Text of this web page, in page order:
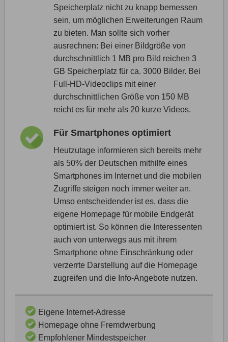
Speicherplatz nicht zu knapp bemessen
sein, um möglichen Erweiterungen Raum
zu bieten. Man sollte sich vorher
ausrechnen: Bei einer Bildgröße von
durchschnittlich 1 MB pro Bild reichen 3
GB Speicherplatz für ca. 3000 Bilder. Bei
Full-HD-Videoclips mit einer
durchschnittlichen Größe von 150 MB
reicht es für mehr als 20 kurze Videos.
Für Smartphones optimiert
Heutzutage informieren sich bereits mehr
als 50% der Deutschen mithilfe eines
Smartphones im Internet und die mobilen
Zugriffe steigen noch immer weiter an.
Umso entscheidender ist es, dass die
eigene Homepage für mobile Endgerät
optimiert ist. So können die Interessenten
auch von unterwegs aus mit ihrem
Smartphone ohne Einschränkung oder
verzerrte Darstellung auf die Homepage
zugreifen und die Info-Angebote nutzen.
Eigene Internet-Adresse
Homepage ohne Fremdwerbung
Empfohlener Mindestspeicher